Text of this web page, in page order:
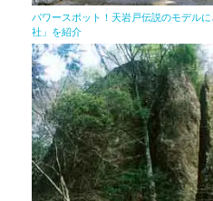
パワースポット！天岩戸伝説のモデル
社」を紹介